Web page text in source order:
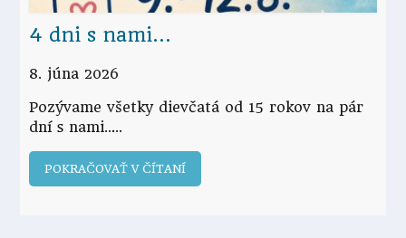
4 dni s nami…
8. júna 2026
Pozývame všetky dievčatá od 15 rokov na pár
dní s nami...
POKRAČOVAŤ V ČÍTANÍ